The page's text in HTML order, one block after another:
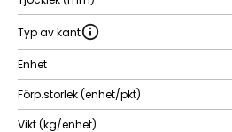
Typ av kant
Enhet
Förp.storlek (enhet/pkt)
Vikt (kg/enhet)